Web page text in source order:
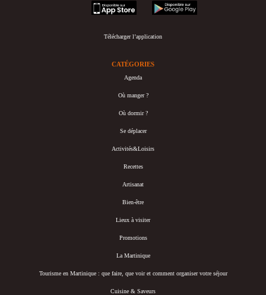
appstore
googleplay
Télécharger l’application
CATÉGORIES
Agenda
Où manger ?
Où dormir ?
Se déplacer
Activités&Loisirs
Recettes
Artisanat
Bien-être
Lieux à visiter
Promotions
La Martinique
Tourisme en Martinique : que faire, que voir et comment organiser votre séjour
Cuisine & Saveurs